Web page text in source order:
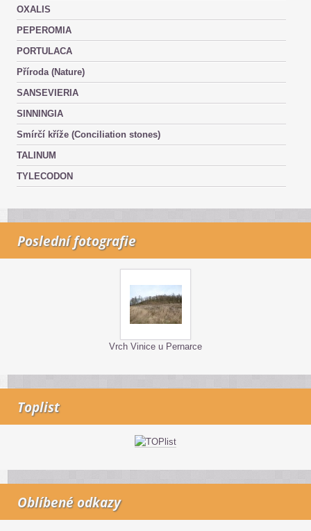
OXALIS
PEPEROMIA
PORTULACA
Příroda (Nature)
SANSEVIERIA
SINNINGIA
Smírčí kříže (Conciliation stones)
TALINUM
TYLECODON
Poslední fotografie
Vrch Vinice u Pernarce
Toplist
Oblíbené odkazy